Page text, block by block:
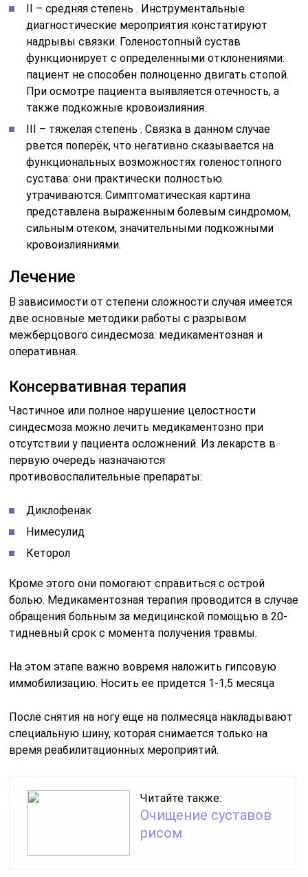
II – средняя степень . Инструментальные
диагностические мероприятия констатируют
надрывы связки. Голеностопный сустав
функционирует с определенными отклонениями:
пациент не способен полноценно двигать стопой.
При осмотре пациента выявляется отечность, а
также подкожные кровоизлияния.
III – тяжелая степень . Связка в данном случае
рвется поперёк, что негативно сказывается на
функциональных возможностях голеностопного
сустава: они практически полностью
утрачиваются. Симптоматическая картина
представлена выраженным болевым синдромом,
сильным отеком, значительными подкожными
кровоизлияниями.
Лечение
В зависимости от степени сложности случая имеется
две основные методики работы с разрывом
межберцового синдесмоза: медикаментозная и
оперативная.
Консервативная терапия
Частичное или полное нарушение целостности
синдесмоза можно лечить медикаментозно при
отсутствии у пациента осложнений. Из лекарств в
первую очередь назначаются
противовоспалительные препараты:
Диклофенак
Нимесулид
Кеторол
Кроме этого они помогают справиться с острой
болью. Медикаментозная терапия проводится в случае
обращения больным за медицинской помощью в 20-
тидневный срок с момента получения травмы.
На этом этапе важно вовремя наложить гипсовую
иммобилизацию. Носить ее придется 1-1,5 месяца
После снятия на ногу еще на полмесяца накладывают
специальную шину, которая снимается только на
время реабилитационных мероприятий.
Читайте также:
Очищение суставов
рисом